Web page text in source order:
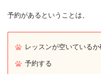
予約があるということは、
レッスンが空いているか
予約する